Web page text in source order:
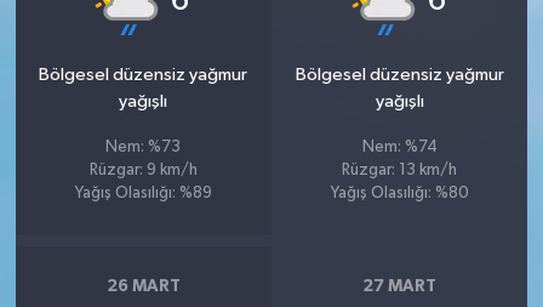
Bölgesel düzensiz yağmur
yağışlı
Nem: %73
Rüzgar: 9 km/h
Yağış Olasılığı: %89
Bölgesel düzensiz yağmur
yağışlı
Nem: %74
Rüzgar: 13 km/h
Yağış Olasılığı: %80
26 MART 27 MART